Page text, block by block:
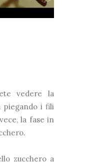
vedere la
piegando i fili
la fase in
zucchero a